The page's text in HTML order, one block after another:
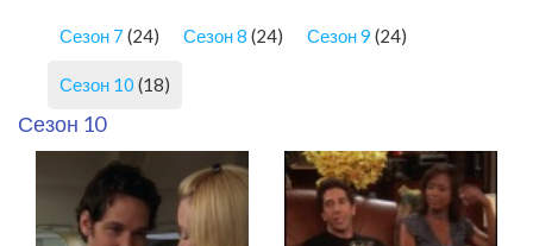
Сезон 7 (24) Сезон 8 (24) Сезон 9 (24)
Сезон 10 (18)
Сезон 10